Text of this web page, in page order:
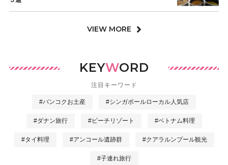
VIEW MORE
KEYWORD
注目キーワード
#バンコクお土産 #シンガポールローカル人気店
#ダナン旅行 #ビーチリゾート #ベトナム料理
#タイ料理 #アンコール遺跡群 #クアラルンプール観光
#子連れ旅行